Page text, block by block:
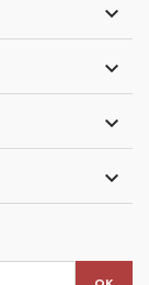



